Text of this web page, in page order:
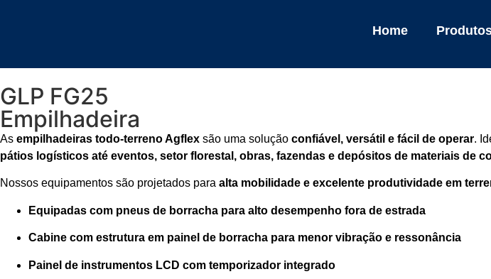
Home
GLP FG25
Empilhadeira
As empilhadeiras todo-terreno Agflex são uma solução confiável, versátil e fácil de operar.
pátios logísticos até eventos, setor florestal, obras, fazendas e depósitos de materiais de
Nossos equipamentos são projetados para alta mobilidade e excelente produtividade em
Equipadas com pneus de borracha para alto desempenho fora de estrada
Cabine com estrutura em painel de borracha para menor vibração e ressonância
Painel de instrumentos LCD com temporizador integrado